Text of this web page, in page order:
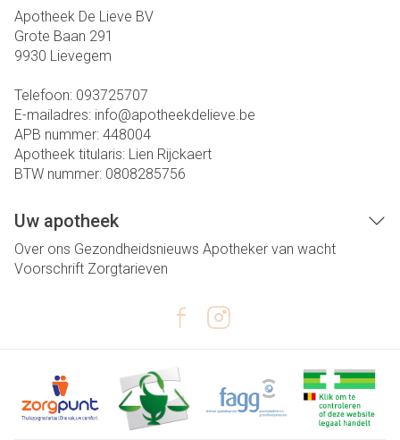
Apotheek De Lieve BV
Grote Baan 291
9930 Lievegem
Telefoon: 093725707
E-mailadres: info@apotheekdelieve.be
APB nummer: 448004
Apotheek titularis: Lien Rijckaert
BTW nummer: 0808285756
Uw apotheek
Over ons Gezondheidsnieuws Apotheker van wacht
Voorschrift Zorgtarieven